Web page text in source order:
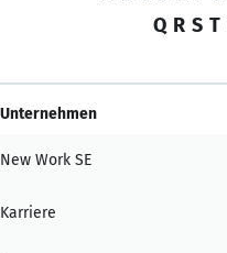
Q R S T
Unternehmen
New Work SE
Karriere